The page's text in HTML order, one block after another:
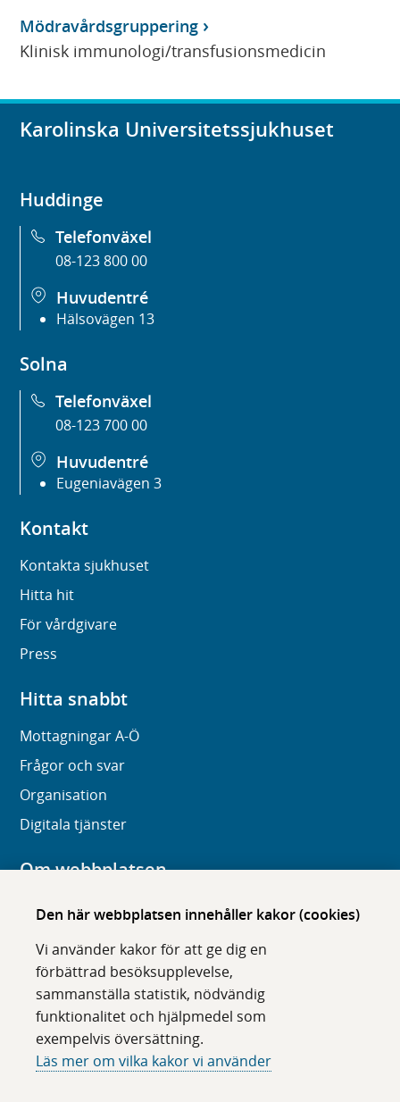
Den här webbplatsen innehåller kakor (cookies)
Vi använder kakor för att ge dig en
förbättrad besöksupplevelse,
sammanställa statistik, nödvändig
funktionalitet och hjälpmedel som
exempelvis översättning.
Läs mer om vilka kakor vi använder
Mödravårdsgruppering
Klinisk immunologi/transfusionsmedicin
Karolinska Universitetssjukhuset
Huddinge
Telefonväxel
08-123 800 00
Huvudentré
Hälsovägen 13
Solna
Telefonväxel
08-123 700 00
Huvudentré
Eugeniavägen 3
Kontakt
Kontakta sjukhuset
Hitta hit
För vårdgivare
Press
Hitta snabbt
Mottagningar A-Ö
Frågor och svar
Organisation
Digitala tjänster
Om webbplatsen
Om karolinska.se
Tillgänglighet
Om cookies
Följ oss i sociala medier